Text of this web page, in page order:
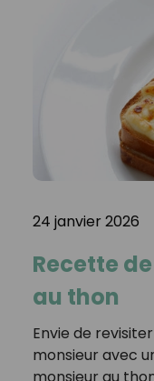
24 janvier 2026
Recette
au thon
Envie de
monsieur avec
monsieur au